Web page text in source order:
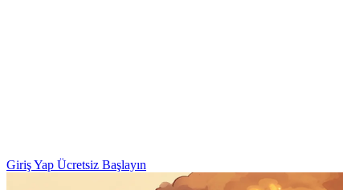
Giriş Yap Ücretsiz Başlayın